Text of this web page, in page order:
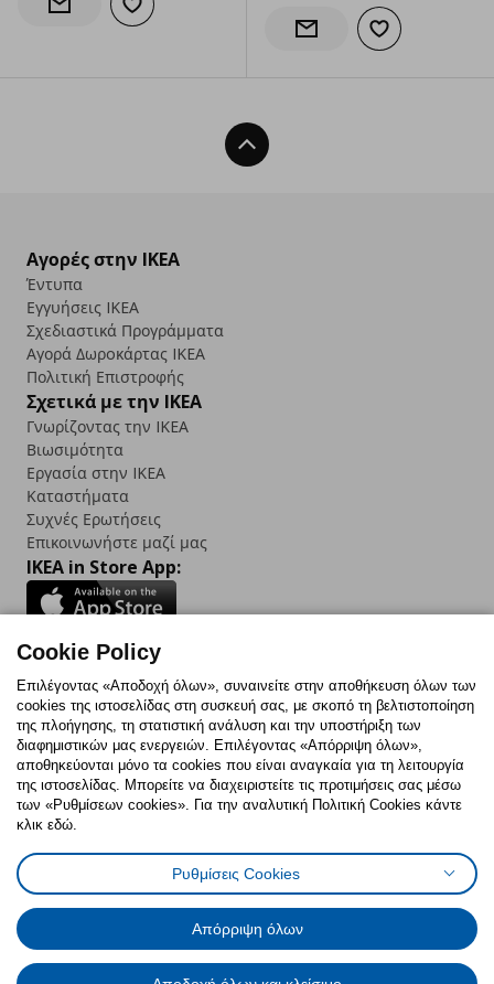
Ενημέρωση διαθεσιμότητας
Προσθήκη στα αγαπημένα
Ενημέρωση διαθεσιμότητας
Προσθήκη στα
Back To Top
Αγορές στην IKEA
Έντυπα
Εγγυήσεις IKEA
Σχεδιαστικά Προγράμματα
Αγορά Δωρoκάρτας IKEA
Πολιτική Επιστροφής
Σχετικά με την IKEA
Γνωρίζοντας την IKEA
Βιωσιμότητα
Εργασία στην IKEA
Καταστήματα
Συχνές Ερωτήσεις
Επικοινωνήστε μαζί μας
IKEA in Store App:
Follow us:
FacebookInstagram
TikTokYoutubePinterestTwitter
Πολιτική CookiesΔήλωση ψηφιακής προσβασιμότητας
Ρυθμίσεις cookiesΌροι Χρήσης
Γενική Πολιτική Προσωπικών Δεδομένων
Πολιτική Προσωπικών Δεδομένων για ΙΚΕΑ.gr
Κώδικας Καταναλωτικής Δεοντολογίας
Cookie Policy
Επιλέγοντας «Αποδοχή όλων», συναινείτε στην αποθήκευση όλων των
cookies της ιστοσελίδας στη συσκευή σας, με σκοπό τη βελτιστοποίηση
της πλοήγησης, τη στατιστική ανάλυση και την υποστήριξη των
διαφημιστικών μας ενεργειών. Επιλέγοντας «Απόρριψη όλων»,
αποθηκεύονται μόνο τα cookies που είναι αναγκαία για τη λειτουργία
της ιστοσελίδας. Μπορείτε να διαχειριστείτε τις προτιμήσεις σας μέσω
των «Ρυθμίσεων cookies». Για την αναλυτική Πολιτική Cookies κάντε
κλικ εδώ.
Ρυθμίσεις Cookies
Απόρριψη όλων